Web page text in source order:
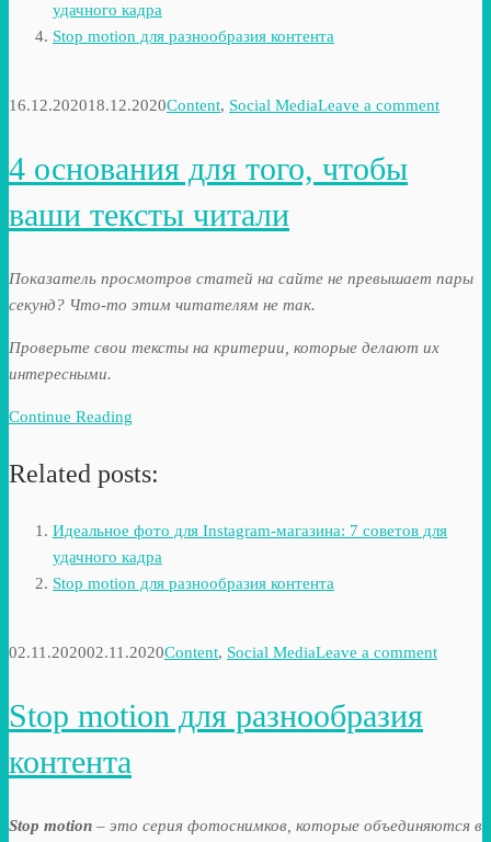
удачного кадра
Stop motion для разнообразия контента
16.12.202018.12.2020Content, Social MediaLeave a comment
4 основания для того, чтобы
ваши тексты читали
Показатель просмотров статей на сайте не превышает пары
секунд? Что-то этим читателям не так.
Проверьте свои тексты на критерии, которые делают их
интересными.
Continue Reading
Related posts:
Идеальное фото для Instagram-магазина: 7 советов для
удачного кадра
Stop motion для разнообразия контента
02.11.202002.11.2020Content, Social MediaLeave a comment
Stop motion для разнообразия
контента
Stop motion – это серия фотоснимков, которые объединяются в